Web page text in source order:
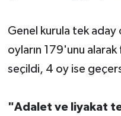
Genel kurula tek
oyların 179'unu alarak
seçildi, 4 oy ise
"Adalet ve liyakat